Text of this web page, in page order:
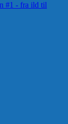
#1 - fra ild til